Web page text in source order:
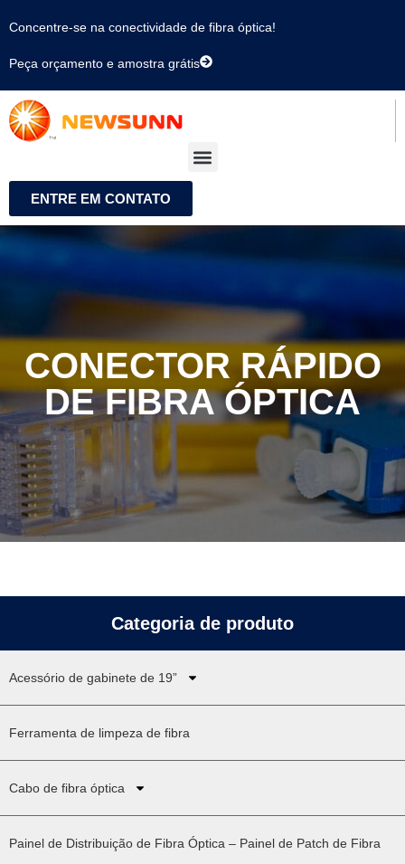
Concentre-se na conectividade de fibra óptica!
Peça orçamento e amostra grátis
ENTRE EM CONTATO
CONECTOR RÁPIDO
DE FIBRA ÓPTICA
Categoria de produto
Acessório de gabinete de 19”
Ferramenta de limpeza de fibra
Cabo de fibra óptica
Painel de Distribuição de Fibra Óptica – Painel de Patch de Fibra